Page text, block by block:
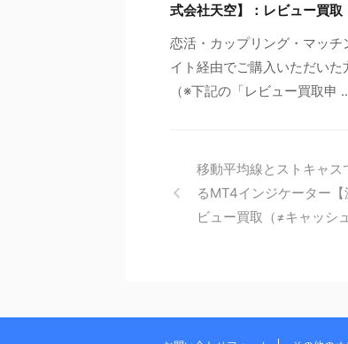
式会社天空】：レビュー買取
恋活・カップリング・マッ
イト経由でご購入いただい
（※下記の「レビュー買取申
移動平均線とストキャス
るMT4インジケーター【
ビュー買取（≠キャッシ